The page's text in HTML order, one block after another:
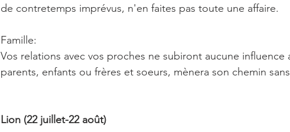
de contretemps imprévus, n'en faites pas toute une affaire.
Famille:
Vos relations avec vos proches ne subiront aucune influence
parents, enfants ou frères et soeurs, mènera son chemin
Lion (22 juillet-22 août)